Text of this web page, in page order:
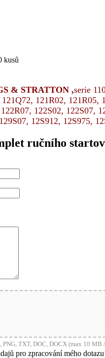
kusů
& STRATTON ,serie
121R02, 121R05,
122S02, 122S07,
12S912, 12S975,
ručního
PNG, TXT, DOC, DOCX (max 10 MB
pro zpracování mého dotazu